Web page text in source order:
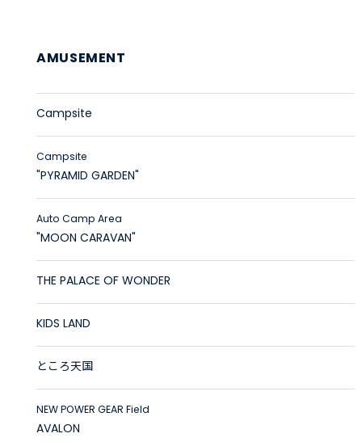
AMUSEMENT
Campsite
Campsite
"PYRAMID GARDEN"
Auto Camp Area
"MOON CARAVAN"
THE PALACE OF WONDER
KIDS LAND
ところ天国
NEW POWER GEAR Field
AVALON